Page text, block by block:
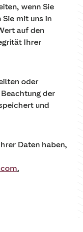
wenn Sie
mit uns in
auf den
Ihrer
oder
der
und
Daten haben,
.